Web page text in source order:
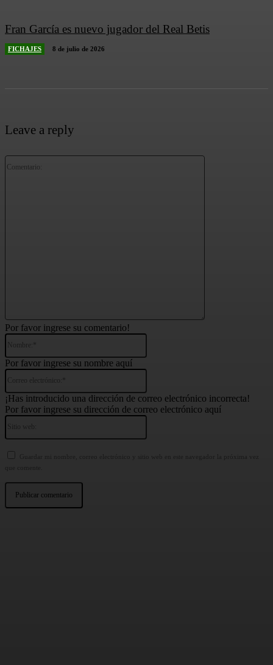
Fran García es nuevo jugador del Real Betis
FICHAJES 8 de julio de 2026
Leave a reply
Comentario:
Por favor ingrese su comentario!
Nombre:*
Por favor ingrese su nombre aquí
Correo
¡Has introducido una dirección de correo electrónico incorrecta!
Por favor ingrese su dirección de correo electrónico aquí
Sitio
Guardar mi nombre, correo electrónico y sitio web en este navegador la próxima vez